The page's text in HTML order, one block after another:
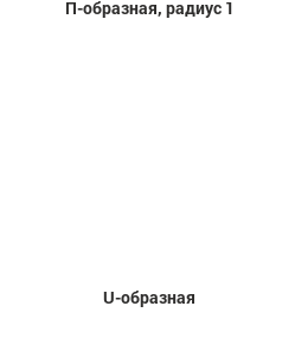
П-образная, радиус 1
U-образная